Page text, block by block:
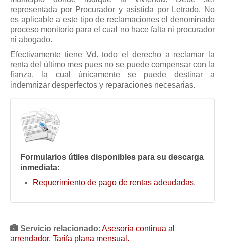
representada por Procurador y asistida por Letrado. No
es aplicable a este tipo de reclamaciones el denominado
proceso monitorio para el cual no hace falta ni procurador
ni abogado.
Efectivamente tiene Vd. todo el derecho a reclamar la
renta del último mes pues no se puede compensar con la
fianza, la cual únicamente se puede destinar a
indemnizar desperfectos y reparaciones necesarias.
Formularios útiles disponibles para su descarga
inmediata:
Requerimiento de pago de rentas adeudadas.
Servicio relacionado: Asesoría continua al
arrendador. Tarifa plana mensual.